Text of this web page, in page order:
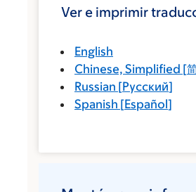
Ver e imprimir
English
Chinese, Simplified [
Russian [Русский]
Spanish [Español]